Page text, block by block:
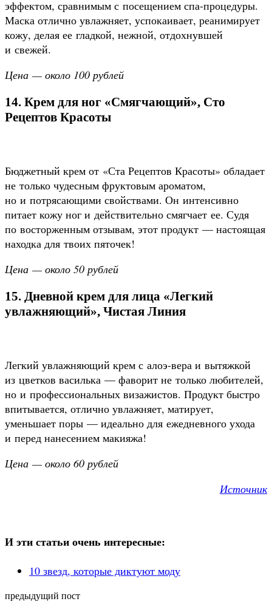
эффектом, сравнимым с посещением спа-процедуры.
Маска отлично увлажняет, успокаивает, реанимирует
кожу, делая ее гладкой, нежной, отдохнувшей
и свежей.
Цена — около 100 рублей
14. Крем для ног «Смягчающий», Сто
Рецептов Красоты
Бюджетный крем от «Ста Рецептов Красоты» обладает
не только чудесным фруктовым ароматом,
но и потрясающими свойствами. Он интенсивно
питает кожу ног и действительно смягчает ее. Судя
по восторженным отзывам, этот продукт — настоящая
находка для твоих пяточек!
Цена — около 50 рублей
15. Дневной крем для лица «Легкий
увлажняющий», Чистая Линия
Легкий увлажняющий крем с алоэ-вера и вытяжкой
из цветков василька — фаворит не только любителей,
но и профессиональных визажистов. Продукт быстро
впитывается, отлично увлажняет, матирует,
уменьшает поры — идеально для ежедневного ухода
и перед нанесением макияжа!
Цена — около 60 рублей
Источник
И эти статьи очень интересные:
10 звезд, которые диктуют моду
предыдущий пост